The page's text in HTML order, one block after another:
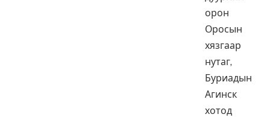
орон
Оросын
хязгаар
нутаг,
Буриадын
Агинск
хотод